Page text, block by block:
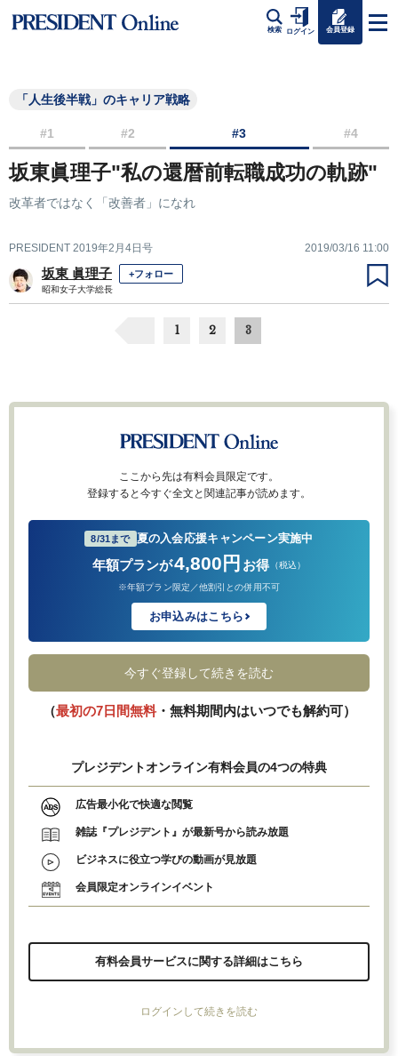
検索 ログイン 会員登録
「人生後半戦」のキャリア戦略
#1 #2 #3 #4
坂東眞理子"私の還暦前転職成功の軌跡"
改革者ではなく「改善者」になれ
PRESIDENT 2019年2月4日号 2019/03/16 11:00
坂東 眞理子 +フォロー
昭和女子大学総長
1 2 3
ここから先は有料会員限定です。
登録すると今すぐ全文と関連記事が読めます。
8/31まで 夏の入会応援キャンペーン実施中
年額プランが4,800円 お得 （税込）
※年額プラン限定／他割引との併用不可
お申込みはこちら
今すぐ登録して続きを読む
（最初の7日間無料・無料期間内はいつでも解約可）
プレジデントオンライン有料会員の4つの特典
広告最小化で快適な閲覧
雑誌『プレジデント』が最新号から読み放題
ビジネスに役立つ学びの動画が見放題
会員限定オンラインイベント
有料会員サービスに関する詳細はこちら
ログインして続きを読む